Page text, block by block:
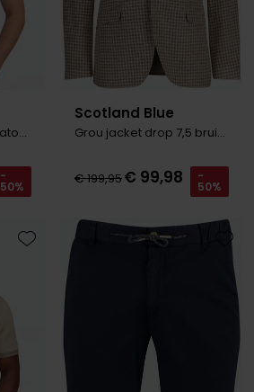
poloshirt lichtblauw katoen
-
50%
Scotland Blue
Grou jacket drop 7,5 bruin wit
€ 199,95€ 99,98 -
50%
Toevoegen aan favorieten